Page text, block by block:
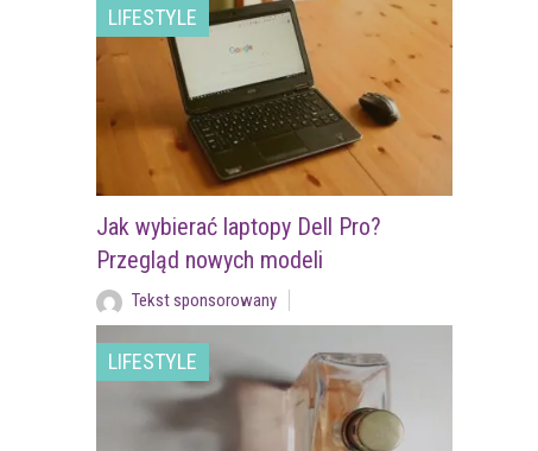
LIFESTYLE
Jak wybierać laptopy Dell Pro?
Przegląd nowych modeli
Tekst sponsorowany
LIFESTYLE